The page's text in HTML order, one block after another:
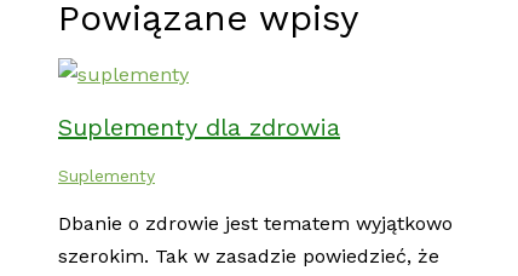
Powiązane wpisy
Suplementy dla zdrowia
Suplementy
Dbanie o zdrowie jest tematem wyjątkowo
szerokim. Tak w zasadzie powiedzieć, że